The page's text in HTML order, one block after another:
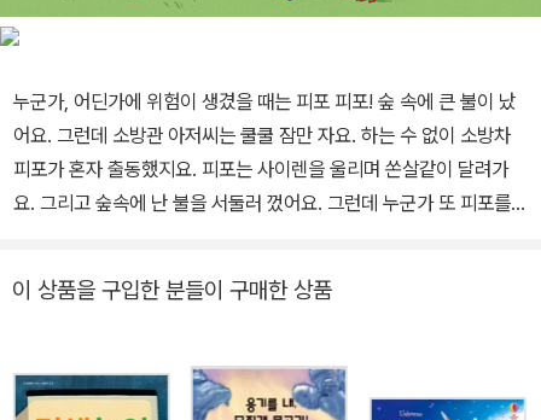
누군가, 어딘가에 위험이 생겼을 때는 피포 피포! 숲 속에 큰 불이 났
어요. 그런데 소방관 아저씨는 쿨쿨 잠만 자요. 하는 수 없이 소방차
피포가 혼자 출동했지요. 피포는 사이렌을 울리며 쏜살같이 달려가
요. 그리고 숲속에 난 불을 서둘러 껐어요. 그런데 누군가 또 피포를
지 못하고 우는 아기 고양이를 내려 주었고, 굴뚝에 난 불을 끄고, 초
고, 물에 빠진 돼지도 구했어요. 어둑한 저녁이 되도록 피포는 마을을
돌아다니며 도왔지요. 소방서로 돌아왔을 때 피포는 몹시 지쳤어요.
이 상품을 구입한 분들이 구매한 상품